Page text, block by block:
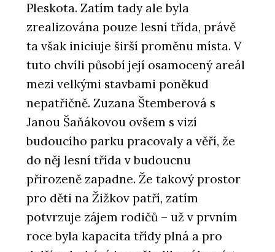
Pleskota. Zatím tady ale byla
zrealizována pouze lesní třída, právě
ta však iniciuje širší proměnu místa. V
tuto chvíli působí její osamocený areál
mezi velkými stavbami poněkud
nepatřičně. Zuzana Štemberová s
Janou Šaňákovou ovšem s vizí
budoucího parku pracovaly a věří, že
do něj lesní třída v budoucnu
přirozeně zapadne. Že takový prostor
pro děti na Žižkov patří, zatím
potvrzuje zájem rodičů – už v prvním
roce byla kapacita třídy plná a pro